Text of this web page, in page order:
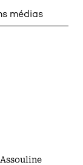
médias